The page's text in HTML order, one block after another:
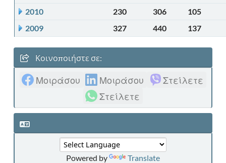
2010
230 306
105
2009
327 440 137
Κοινοποιήστε σε:
Μοιράσου Μοιράσου
Στείλετε
Στείλετε
Powered by Translate